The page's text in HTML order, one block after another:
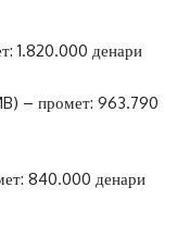
1.820.000 денари
– промет: 963.790
840.000 денари